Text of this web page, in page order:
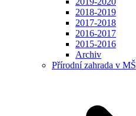
2018-2019
2017-2018
2016-2017
2015-2016
Archiv
Přírodní zahrada v MŠ